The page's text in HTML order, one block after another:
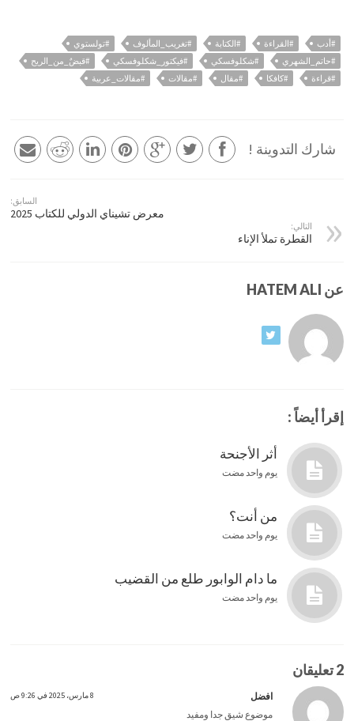
#أدب #القراءة #الكتابة #تغريب_المألوف
#تولستوي
#حاتم_الشهري
#شكلوفسكي #فيكتور_شكلوفسكي
#قبضٌ_من_الريح
#قراءة
#كافكا #مقال #مقالات #مقالات_عربية
شارك التدوينة !
السابق:
معرض تشيناي الدولي للكتاب 2025
التالي:
القطرة تملأ الإناء
عن HATEM ALI
إقرأ أيضاً :
أثر الأجنحة
يوم واحد مضت
من أنت؟
يوم واحد مضت
ما دام الوابور طلع من القضيب
يوم واحد مضت
2 تعليقان
افضل 8 مارس، 2025 في 9:26 ص
موضوع شيق جدا ومفيد